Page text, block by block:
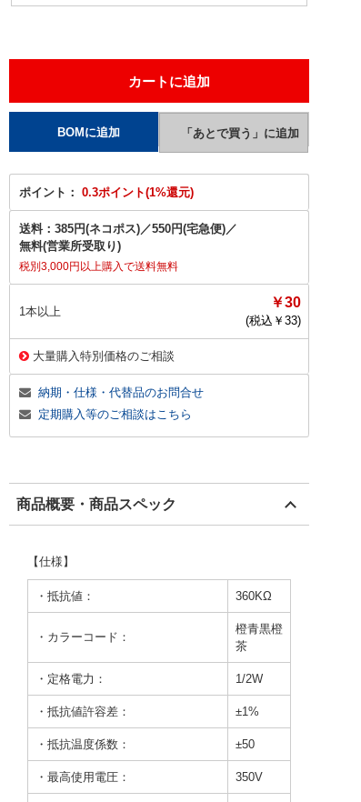
ポイント： 0.3ポイント(1%還元)
送料： 385円(ネコポス)／550円(宅急便)／
無料(営業所受取り)
税別3,000円以上購入で送料無料
1本以上
￥30
(税込￥ 33)
大量購入特別価格のご相談
納期・仕様・代替品のお問合せ
定期購入等のご相談はこちら
商品概要・商品スペック
【仕様】
・抵抗値： 360KΩ
・カラーコード：
橙青黒橙
茶
・定格電力： 1/2W
・抵抗値許容差： ±1%
・抵抗温度係数： ±50
・最高使用電圧： 350V